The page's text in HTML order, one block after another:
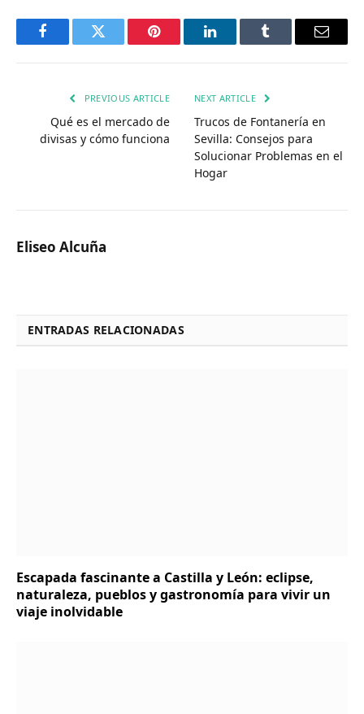
FacebookTwitter Pinterest LinkedInTumblr Email
PREVIOUS ARTICLE
Qué es el mercado de
divisas y cómo funciona
NEXT ARTICLE
Trucos de Fontanería en
Sevilla: Consejos para
Solucionar Problemas en el
Hogar
Eliseo Alcuña
ENTRADAS RELACIONADAS
Escapada fascinante a Castilla y León: eclipse,
naturaleza, pueblos y gastronomía para vivir un
viaje inolvidable